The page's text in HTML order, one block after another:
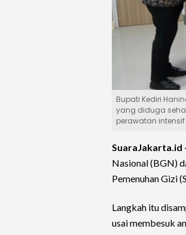
Bupati Kediri
yang diduga
perawatan intensif
SuaraJakarta.id
Nasional (BGN)
Pemenuhan Gizi
Langkah itu
usai membesuk